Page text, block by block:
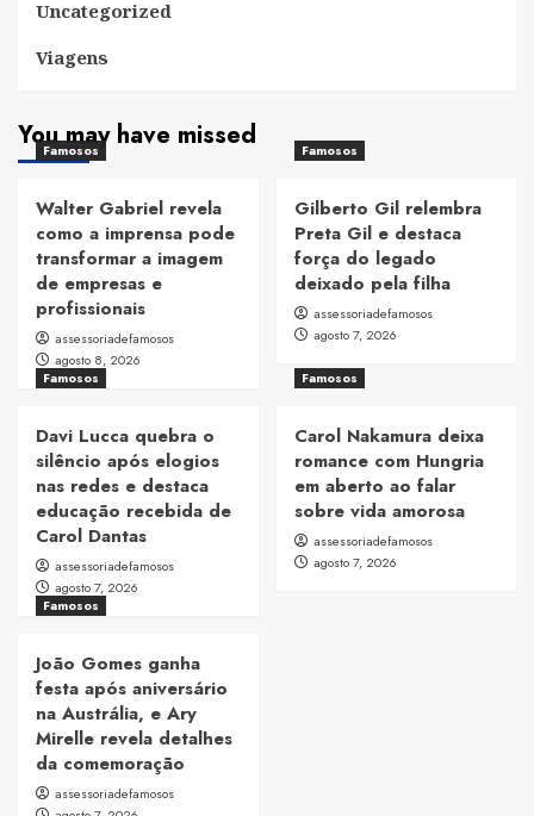
Uncategorized
Viagens
You may have missed
Famosos
Walter Gabriel revela
como a imprensa pode
transformar a imagem
de empresas e
profissionais
assessoriadefamosos
agosto 8, 2026
Famosos
Gilberto Gil relembra
Preta Gil e destaca
força do legado
deixado pela filha
assessoriadefamosos
agosto 7, 2026
Famosos
Davi Lucca quebra o
silêncio após elogios
nas redes e destaca
educação recebida de
Carol Dantas
assessoriadefamosos
agosto 7, 2026
Famosos
Carol Nakamura deixa
romance com Hungria
em aberto ao falar
sobre vida amorosa
assessoriadefamosos
agosto 7, 2026
Famosos
João Gomes ganha
festa após aniversário
na Austrália, e Ary
Mirelle revela detalhes
da comemoração
assessoriadefamosos